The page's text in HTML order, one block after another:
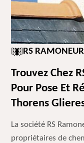
RS RAMONEUR
Trouvez Chez
Pour Pose Et
Thorens
La société RS
propriétaires de